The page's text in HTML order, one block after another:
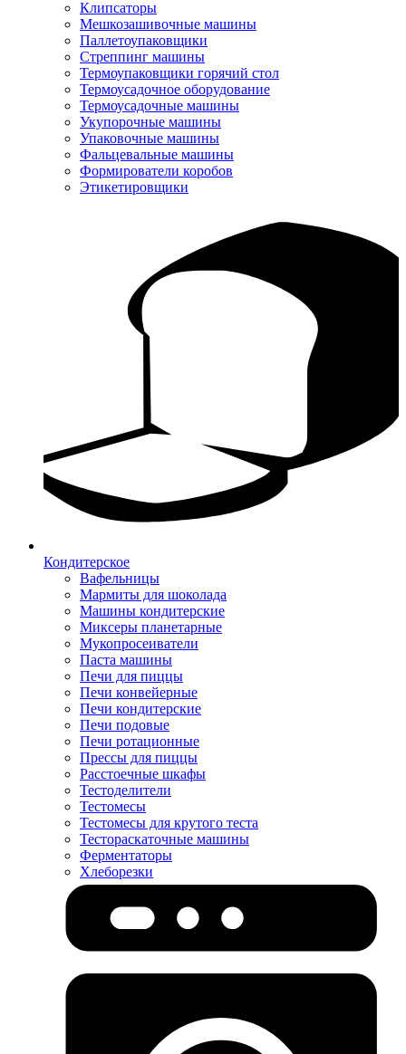
Клипсаторы
Мешкозашивочные машины
Паллетоупаковщики
Стреппинг машины
Термоупаковщики горячий стол
Термоусадочное оборудование
Термоусадочные машины
Укупорочные машины
Упаковочные машины
Фальцевальные машины
Формирователи коробов
Этикетировщики
Кондитерское
Вафельницы
Мармиты для шоколада
Машины кондитерские
Миксеры планетарные
Мукопросеиватели
Паста машины
Печи для пиццы
Печи конвейерные
Печи кондитерские
Печи подовые
Печи ротационные
Прессы для пиццы
Расстоечные шкафы
Тестоделители
Тестомесы
Тестомесы для крутого теста
Тестораскаточные машины
Ферментаторы
Хлеборезки